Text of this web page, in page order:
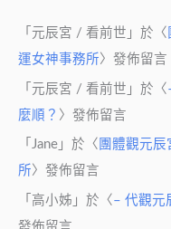
「 元辰宮 / 看前世 」於〈
運女神事務所 〉發佈留言
「 元辰宮 / 看前世 」於〈
麼順？ 〉發佈留言
「 Jane 」於〈 團體觀元
所〉發佈留言
「 高小姊 」於〈 – 代觀元